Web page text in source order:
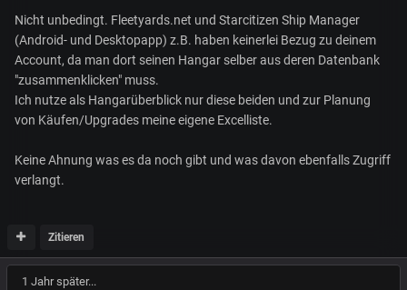
Nicht unbedingt. Fleetyards.net und Starcitizen Ship Manager
(Android- und Desktopapp) z.B. haben keinerlei Bezug zu deinem
Account, da man dort seinen Hangar selber aus deren Datenbank
"zusammenklicken" muss.
Ich nutze als Hangarüberblick nur diese beiden und zur Planung
von Käufen/Upgrades meine eigene Excelliste.
Keine Ahnung was es da noch gibt und was davon ebenfalls Zugriff
verlangt.
Zitieren
1 Jahr später...